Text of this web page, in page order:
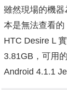
雖然現場的機
本是無法查看的
HTC Desire L
3.81GB，可用
Android 4.1.1